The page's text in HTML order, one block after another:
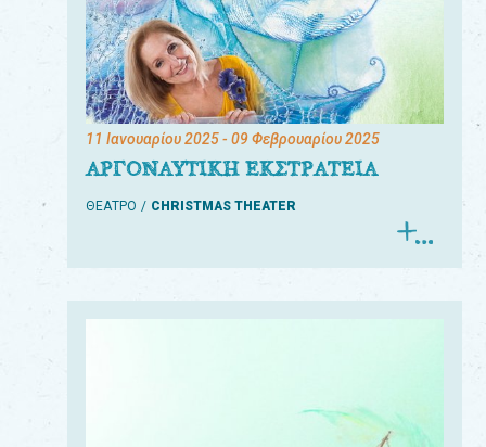
11 Ιανουαρίου 2025- 09 Φεβρουαρίου 2025
ΑΡΓΟΝΑΥΤΙΚΗ ΕΚΣΤΡΑΤΕΙΑ
ΘΕΑΤΡΟ CHRISTMAS THEATER